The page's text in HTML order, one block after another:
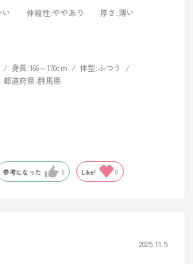
い 伸縮性:ややあり 厚さ:薄い
身長:166～170cm 体型:ふつう
都道府県:群馬県
参考になった 0 Like! 0
2025.11.5